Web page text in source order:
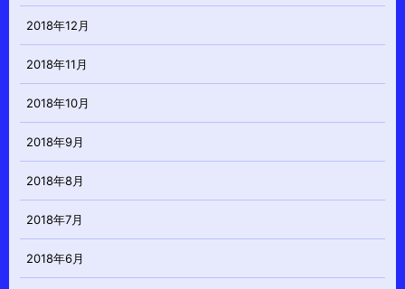
2018年12月
2018年11月
2018年10月
2018年9月
2018年8月
2018年7月
2018年6月